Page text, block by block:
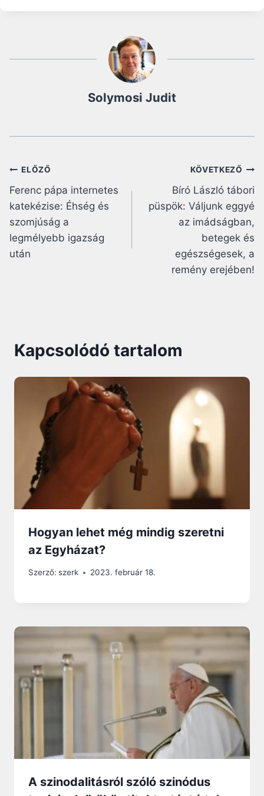
Solymosi Judit
Bejegyzés
navigáció
ELŐZŐ
Ferenc pápa internetes
katekézise: Éhség és
szomjúság a
legmélyebb igazság
után
KÖVETKEZŐ
Bíró László tábori
püspök: Váljunk eggyé
az imádságban,
betegek és
egészségesek, a
remény erejében!
Kapcsolódó tartalom
Hogyan lehet még mindig szeretni
az Egyházat?
Szerző: szerk 2023. február 18.
A szinodalitásról szóló szinódus